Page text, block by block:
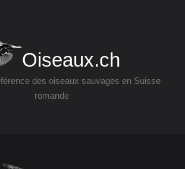
Oiseaux.ch
des oiseaux sauvages en Suisse
romande